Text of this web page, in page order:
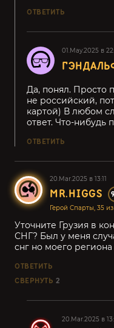
ОТВЕТИТЬ
01.May.2025 в
Да, понял. Просто
не российский,
картой) В любом
ответ. Что-нибудь
ОТВЕТИТЬ
20.Mar.2025 в 13:11
MR.HIGGS
Герой Спарты, 35
Уточните Грузия в
СНГ? Был у меня
снг но моего региона
ОТВЕТИТЬ
СВЕРНУТЬ 2
20.Mar.2025 в